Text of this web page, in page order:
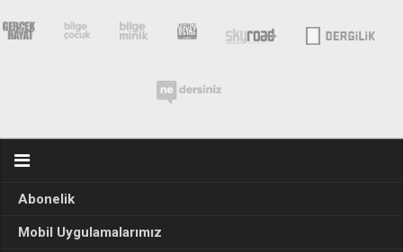
Abonelik
Mobil Uygulamalarımız